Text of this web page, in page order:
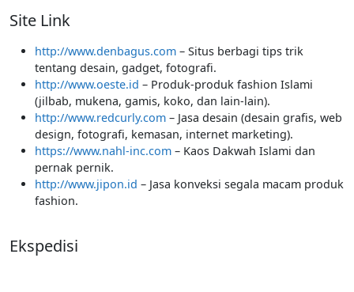
Site Link
http://www.denbagus.com – Situs berbagi tips trik
tentang desain, gadget, fotografi.
http://www.oeste.id – Produk-produk fashion Islami
(jilbab, mukena, gamis, koko, dan lain-lain).
http://www.redcurly.com – Jasa desain (desain grafis, web
design, fotografi, kemasan, internet marketing).
https://www.nahl-inc.com – Kaos Dakwah Islami dan
pernak pernik.
http://www.jipon.id – Jasa konveksi segala macam produk
fashion.
Ekspedisi